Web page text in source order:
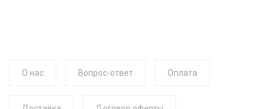
О нас Вопрос-ответ Оплата